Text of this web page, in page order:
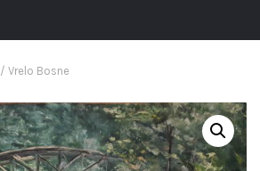
/ Vrelo Bosne